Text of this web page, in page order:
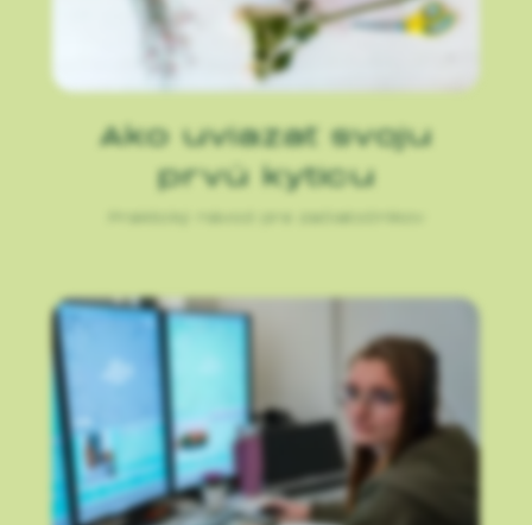
Ako uviazať svoju
prvú kyticu
Praktický návod pre začiatočníkov